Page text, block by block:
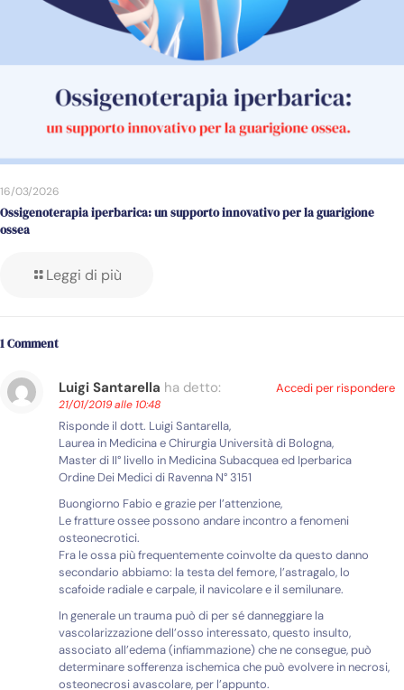
16/03/2026
Ossigenoterapia iperbarica: un supporto innovativo per la guarigione
ossea
Leggi di più
1 Comment
Luigi Santarella ha detto:
21/01/2019 alle 10:48
Risponde il dott. Luigi Santarella,
Laurea in Medicina e Chirurgia Università di Bologna,
Master di II° livello in Medicina Subacquea ed Iperbarica
Ordine Dei Medici di Ravenna N° 3151
Buongiorno Fabio e grazie per l’attenzione,
Le fratture ossee possono andare incontro a fenomeni
osteonecrotici.
Fra le ossa più frequentemente coinvolte da questo danno
secondario abbiamo: la testa del femore, l’astragalo, lo
scafoide radiale e carpale, il navicolare e il semilunare.
In generale un trauma può di per sé danneggiare la
vascolarizzazione dell’osso interessato, questo insulto,
associato all’edema (infiammazione) che ne consegue, può
determinare sofferenza ischemica che può evolvere in necrosi,
osteonecrosi avascolare, per l’appunto.
Accedi per rispondere